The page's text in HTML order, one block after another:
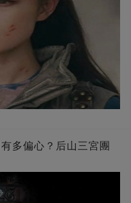
多偏心？后山三宮團